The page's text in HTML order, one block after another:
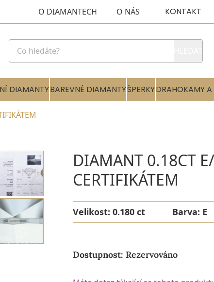
O DIAMANTECH O NÁS KONTAKT
DIAMANTYBAREVNÉ DIAMANTYŠPERKYDRAHOKAMY
DIAMANT 0.18CT
CERTIFIKÁTEM
Velikost: 0.180 ct Barva: E
Dostupnost: Rezervováno